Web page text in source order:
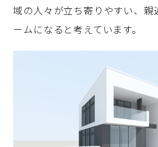
域の人々が立ち寄りやすい、親
ームになると考えています。